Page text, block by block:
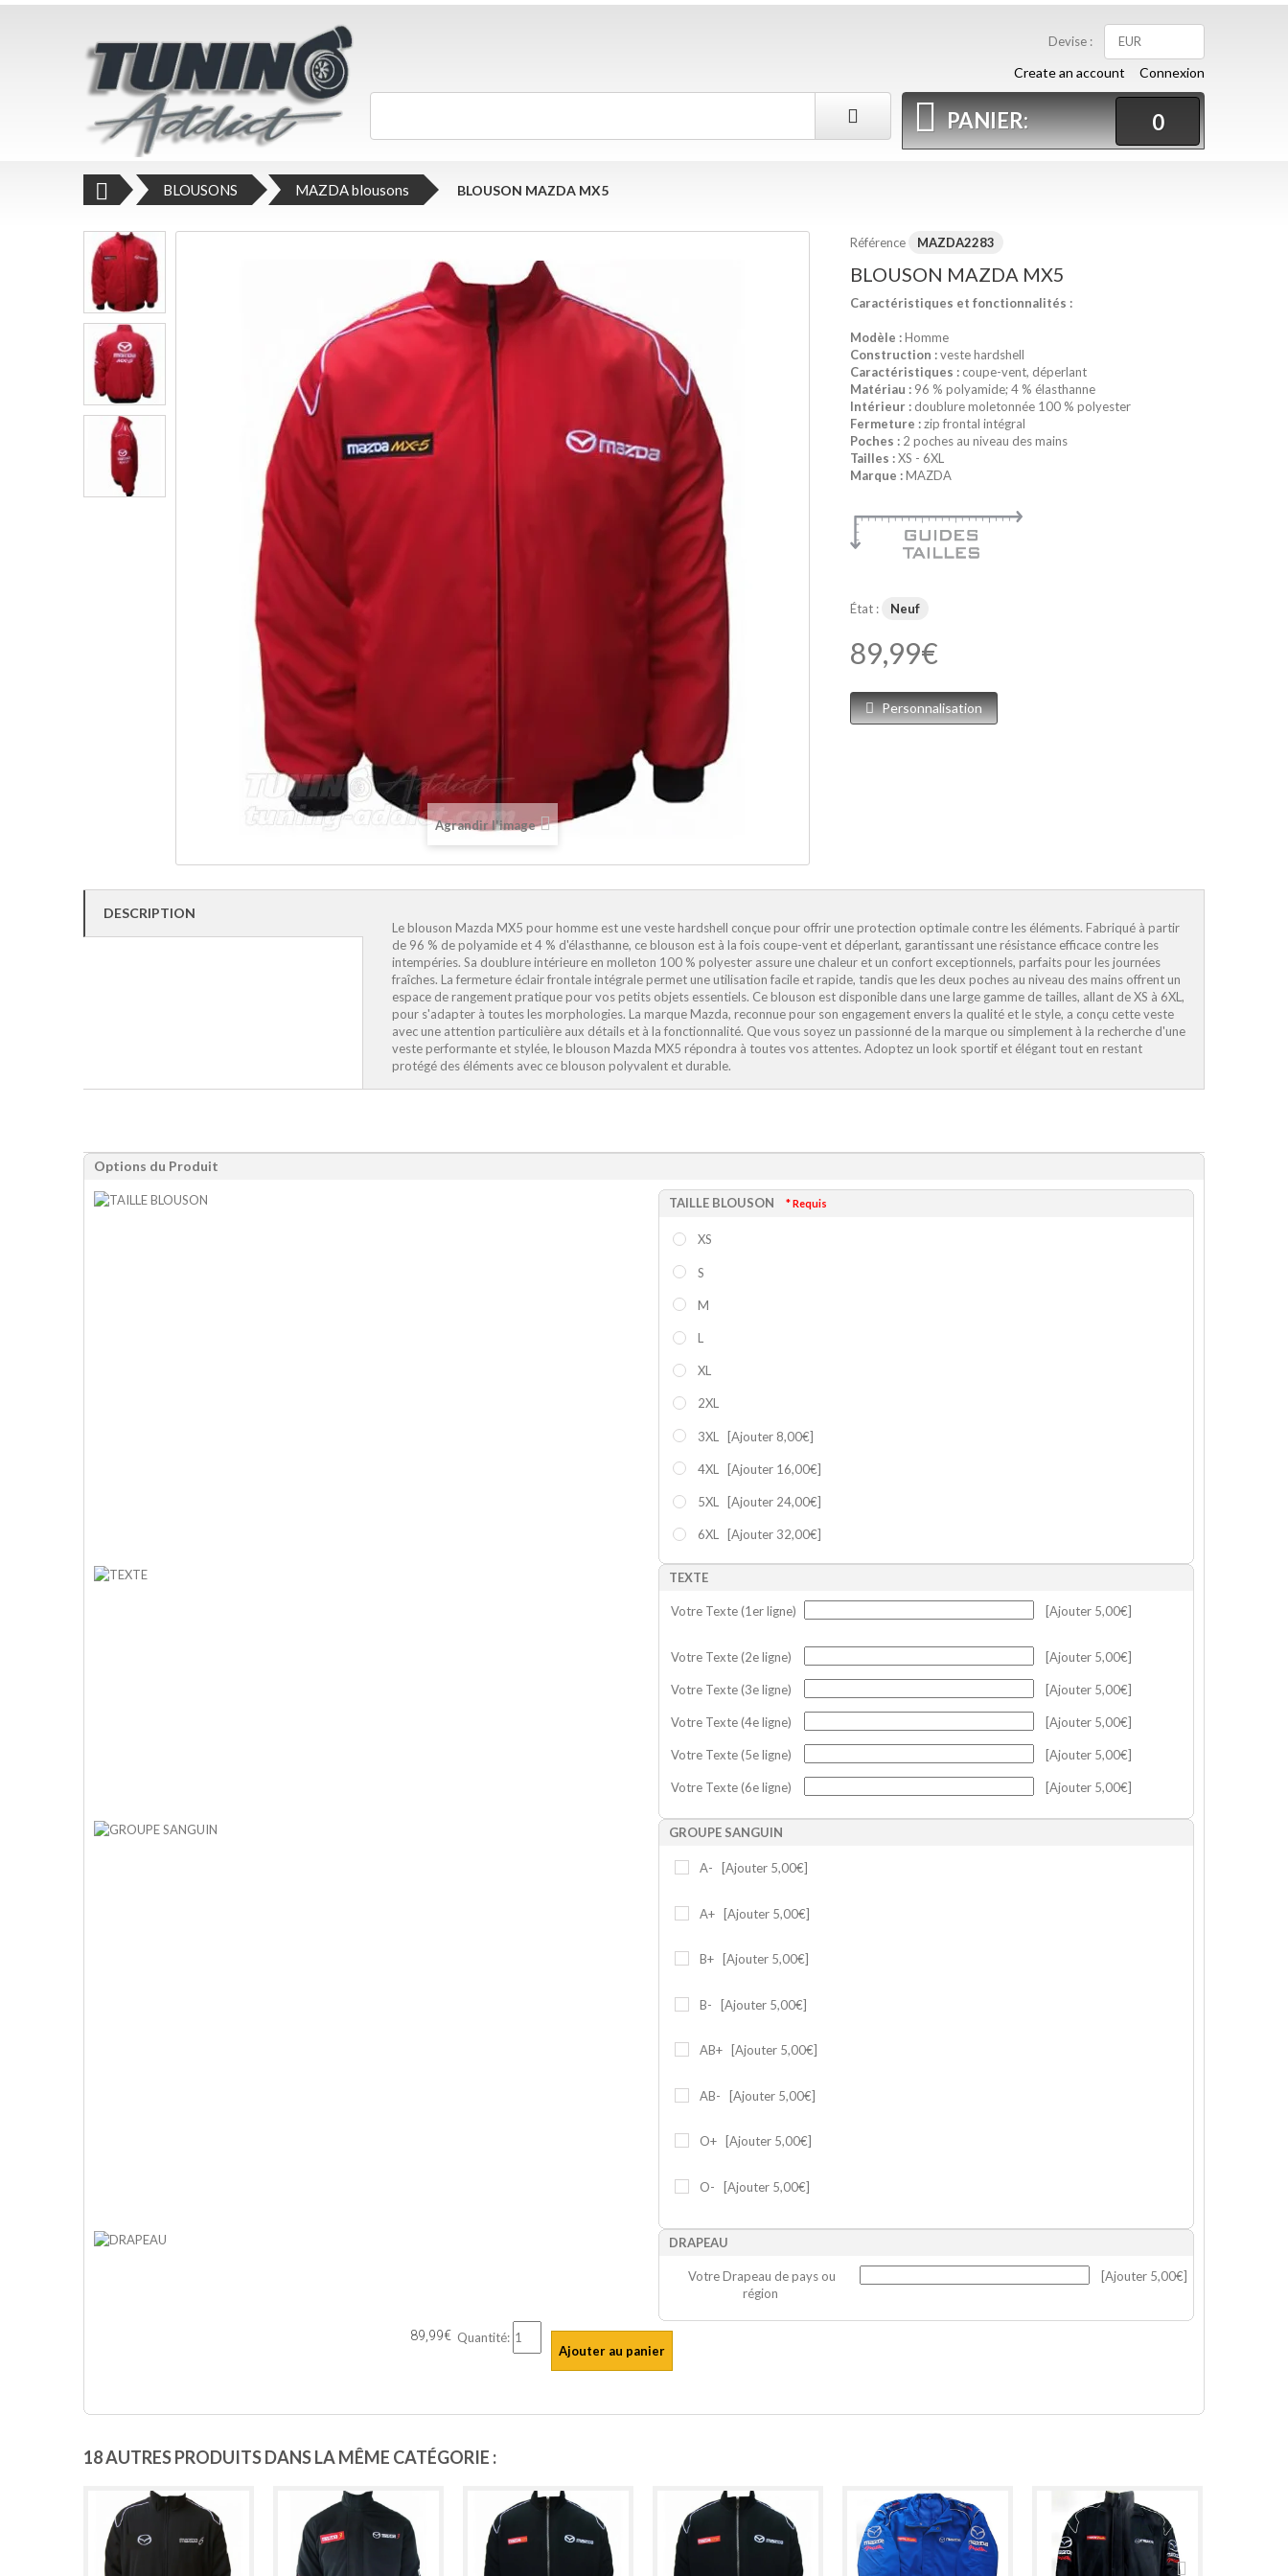
Devise : EUR
Create an account Connexion
PANIER: 0
BLOUSONS MAZDA blousons BLOUSON MAZDA MX5
Agrandir l'image
Référence MAZDA2283
BLOUSON MAZDA MX5
Caractéristiques et fonctionnalités :
Modèle :Homme
Construction :veste hardshell
Caractéristiques : coupe-vent, déperlant
Matériau : 96 % polyamide; 4 % élasthanne
Intérieur : doubluremoletonnée 100 % polyester
Fermeture :zip frontal intégral
Poches : 2 poches au niveau des mains
Tailles :XS - 6XL
Marque :MAZDA
État : Neuf
89,99€
Personnalisation
DESCRIPTION
Le blouson Mazda MX5 pour homme est une veste hardshell conçue pour offrir une protection optimale contre les éléments. Fabriqué à partir
de 96 % de polyamide et 4 % d'élasthanne, ce blouson est à la fois coupe-vent et déperlant, garantissant une résistance efficace contre les
intempéries. Sa doublure intérieure en molleton 100 % polyester assure une chaleur et un confort exceptionnels, parfaits pour les journées
fraîches. La fermeture éclair frontale intégrale permet une utilisation facile et rapide, tandis que les deux poches au niveau des mains offrent un
espace de rangement pratique pour vos petits objets essentiels. Ce blouson est disponible dans une large gamme de tailles, allant de XS à 6XL,
pour s'adapter à toutes les morphologies. La marque Mazda, reconnue pour son engagement envers la qualité et le style, a conçu cette veste
avec une attention particulière aux détails et à la fonctionnalité. Que vous soyez un passionné de la marque ou simplement à la recherche d'une
veste performante et stylée, le blouson Mazda MX5 répondra à toutes vos attentes. Adoptez un look sportif et élégant tout en restant
protégé des éléments avec ce blouson polyvalent et durable.
Options du Produit
TAILLE BLOUSON * Requis
XS
S
M
L
XL
2XL
3XL [Ajouter 8,00€]
4XL [Ajouter 16,00€]
5XL [Ajouter 24,00€]
6XL [Ajouter 32,00€]
TEXTE
Votre Texte (1er ligne) [Ajouter 5,00€]
Votre Texte (2e ligne) [Ajouter 5,00€]
Votre Texte (3e ligne) [Ajouter 5,00€]
Votre Texte (4e ligne) [Ajouter 5,00€]
Votre Texte (5e ligne) [Ajouter 5,00€]
Votre Texte (6e ligne) [Ajouter 5,00€]
GROUPE SANGUIN
A- [Ajouter 5,00€]
A+ [Ajouter 5,00€]
B+ [Ajouter 5,00€]
B- [Ajouter 5,00€]
AB+ [Ajouter 5,00€]
AB- [Ajouter 5,00€]
O+ [Ajouter 5,00€]
O- [Ajouter 5,00€]
DRAPEAU
Votre Drapeau de pays ou
région
[Ajouter 5,00€]
89,99€ Quantité:
Ajouter au panier
18 AUTRES PRODUITS DANS LA MÊME CATÉGORIE :